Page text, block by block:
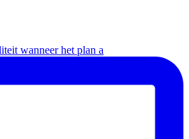
wanneer het plan a